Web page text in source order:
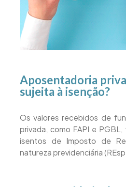
Aposentadoria
sujeita à isenção?
Os valores recebidos de
privada, como FAPI e
isentos de Imposto de
natureza previdenciária